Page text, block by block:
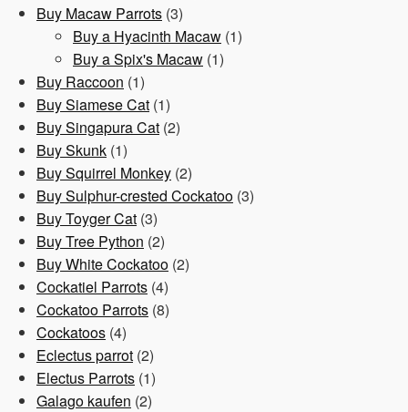
Buy Macaw Parrots 33
Produkte
Buy a Hyacinth Macaw 11
Buy a Spix's Macaw 11
Buy Raccoon 11
Produkt
Buy Siamese Cat 11
Produkt
Buy Singapura Cat 22
Buy Skunk 11
Produkt
Buy Squirrel Monkey 22
Produkte
Buy Sulphur-crested Cockatoo 33
Buy Toyger Cat 33
Produkte
Buy Tree Python 22
Produkte
Buy White Cockatoo 22
Cockatiel Parrots 44
Produkte
Cockatoo Parrots 88
Cockatoos 44
Produkte
Eclectus parrot 22
Produkte
Electus Parrots 11
Produkt
Galago kaufen 22